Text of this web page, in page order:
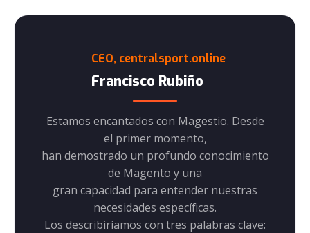
CEO, centralsport.online
Francisco Rubiño
Estamos encantados con Magestio. Desde
el primer momento,
han demostrado un profundo conocimiento
de Magento y una
gran capacidad para entender nuestras
necesidades específicas.
Los describiríamos con tres palabras clave: